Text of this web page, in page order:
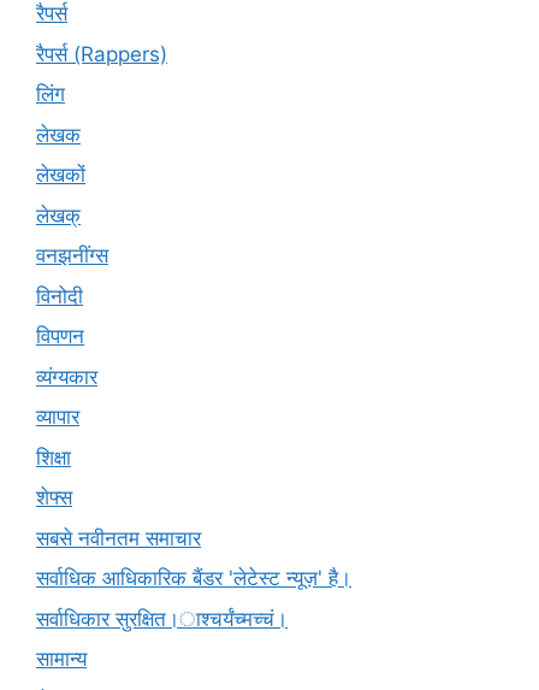
रैपर्स
रैपर्स (Rappers)
लिंग
लेखक
लेखकों
लेखक्
वनझनींग्स
विनोदी
विपणन
व्यंग्यकार
व्यापार
शिक्षा
शेफ्स
सबसे नवीनतम समाचार
सर्वाधिक आधिकारिक बैंडर 'लेटेस्ट न्यूज़' है।
सर्वाधिकार सुरक्षित।ाश्चर्यंच्मच्चं।
सामान्य